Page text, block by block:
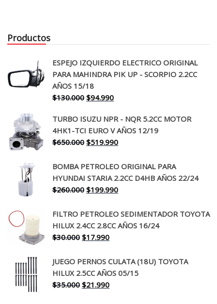
Productos
ESPEJO IZQUIERDO ELECTRICO ORIGINAL
PARA MAHINDRA PIK UP - SCORPIO 2.2CC
AÑOS 15/18
$130.000 El
original
era:
$130.000.
$94.990El
actual
es:
$94.990.
TURBO ISUZU NPR - NQR 5.2CC MOTOR
4HK1-TCI EURO V AÑOS 12/19
$650.000 El
original
era:
$650.000.
$519.990El
actual
es:
$519.990.
BOMBA PETROLEO ORIGINAL PARA
HYUNDAI STARIA 2.2CC D4HB AÑOS 22/24
$260.000 El
original
era:
$260.000.
$199.990El
actual
es:
FILTRO PETROLEO SEDIMENTADOR TOYOTA
HILUX 2.4CC 2.8CC AÑOS 16/24
$30.000 El
original
era:
$30.000.
$17.990El
actual
es:
$17.990.
JUEGO PERNOS CULATA (18U) TOYOTA
HILUX 2.5CC AÑOS 05/15
$35.000 El
$21.990El